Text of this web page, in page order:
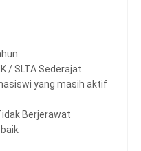
/ SLTA Sederajat
yang masih aktif
Berjerawat